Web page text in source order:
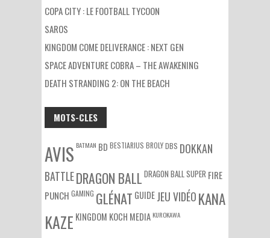
COPA CITY : LE FOOTBALL TYCOON
SAROS
KINGDOM COME DELIVERANCE : NEXT GEN
SPACE ADVENTURE COBRA – THE AWAKENING
DEATH STRANDING 2: ON THE BEACH
MOTS-CLES
AVIS BATMAN BD BESTIARIUS BROLYDBS DOKKAN
BATTLEDRAGON BALL DRAGON BALL SUPER FIRE
PUNCH GAMING GLÉNAT GUIDEJEU VIDÉOKANA
KAZE KINGDOM KOCH MEDIA KUROKAWA